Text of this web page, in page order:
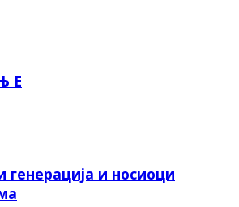
Е
генерација и носиоци